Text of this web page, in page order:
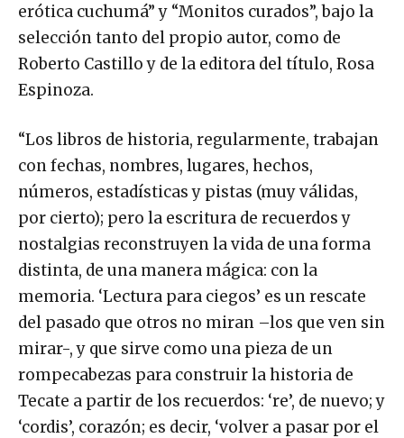
erótica cuchumá” y “Monitos curados”, bajo la
selección tanto del propio autor, como de
Roberto Castillo y de la editora del título, Rosa
Espinoza.
“Los libros de historia, regularmente, trabajan
con fechas, nombres, lugares, hechos,
números, estadísticas y pistas (muy válidas,
por cierto); pero la escritura de recuerdos y
nostalgias reconstruyen la vida de una forma
distinta, de una manera mágica: con la
memoria. ‘Lectura para ciegos’ es un rescate
del pasado que otros no miran –los que ven sin
mirar-, y que sirve como una pieza de un
rompecabezas para construir la historia de
Tecate a partir de los recuerdos: ‘re’, de nuevo; y
‘cordis’, corazón; es decir, ‘volver a pasar por el